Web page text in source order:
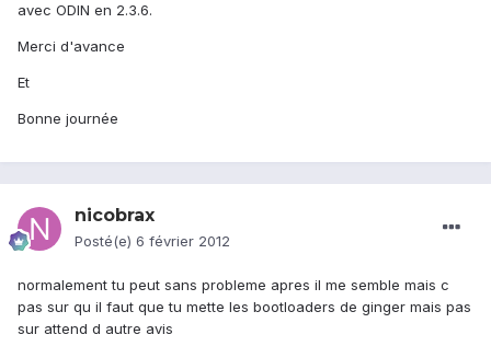
avec ODIN en 2.3.6.
Merci d'avance
Et
Bonne journée
nicobrax
Posté(e) 6 février 2012
normalement tu peut sans probleme apres il me semble mais c
pas sur qu il faut que tu mette les bootloaders de ginger mais pas
sur attend d autre avis